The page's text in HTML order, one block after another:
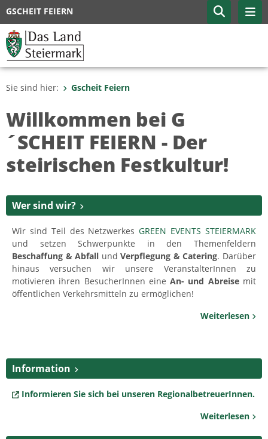
GSCHEIT FEIERN
Sie sind hier: Gscheit Feiern
Willkommen bei G
´SCHEIT FEIERN - Der
steirischen Festkultur!
Wer sind wir?
Wir sind Teil des NetzwerkesGREEN EVENTS STEIERMARK
und setzen Schwerpunkte in den Themenfeldern
Beschaffung & Abfall undVerpflegung & Catering. Darüber
hinaus versuchen wir unsere VeranstalterInnen zu
motivieren ihren BesucherInnen eineAn- und Abreisemit
öffentlichen Verkehrsmitteln zu ermöglichen!
Weiterlesen
Information
Informieren Sie sich bei unseren RegionalbetreuerInnen.
Weiterlesen